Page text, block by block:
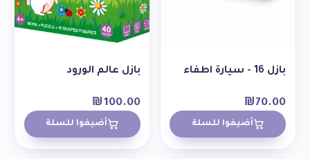
بازل 16 - سيارة اطفاء
₪70.00
أضيفوا للسلة
بازل عالم الورود
₪100.00
أضيفوا للسلة